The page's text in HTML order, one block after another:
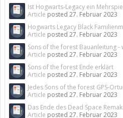
Ist Hogwarts-Legacy ein
Article posted 27. Februar 2023
Hogwarts Legacy Black
Article posted 27. Februar 2023
Sons of the forest Bauanleitung -
Article posted 27. Februar 2023
Sons of the forest Ende erklärt
Article posted 27. Februar 2023
Jedes Sons of the forest GPS-
Article posted 27. Februar 2023
Das Ende des Dead Space
Article posted 27. Februar 2023